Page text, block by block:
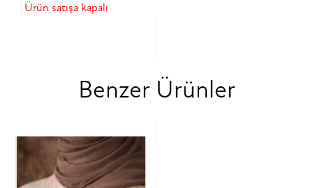
Ürün satışa kapalı
Benzer Ürünler